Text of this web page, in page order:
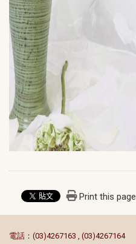
Print this page
電話：(03)4267163 , (03)4267164